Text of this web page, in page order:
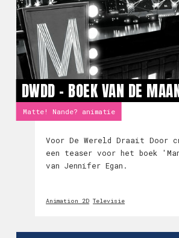
DWDD - BOEK VAN DE
Matte! Nande? animatie
Voor De Wereld Draait Door
een teaser voor het boek
van Jennifer Egan.
Animation 2D Televisie